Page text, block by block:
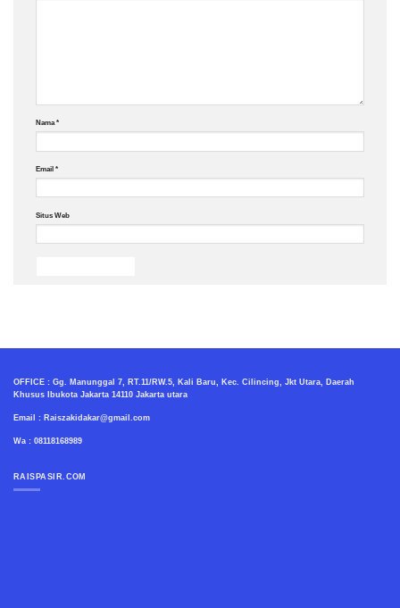
Nama*
Email *
Situs Web
OFFICE : Gg. Manunggal 7, RT.11/RW.5, Kali Baru, Kec. Cilincing, Jkt Utara, Daerah
Khusus Ibukota Jakarta 14110 Jakarta utara
Email : Raiszakidakar@gmail.com
Wa : 08118168989
RAISPASIR.COM